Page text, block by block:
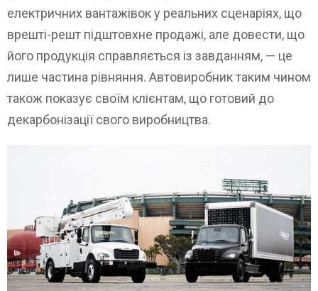
електричних вантажівок у реальних сценаріях, що
врешті-решт підштовхне продажі, але довести, що
його продукція справляється із завданням, — це
лише частина рівняння. Автовиробник таким чином
також показує своїм клієнтам, що готовий до
декарбонізації свого виробництва.